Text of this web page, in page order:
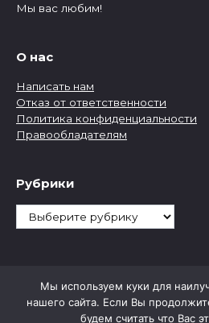
Мы вас любим!
О нас
Написать нам
Отказ от ответственности
Политика конфиденциальности
Правообладателям
Рубрики
Рубрики
Мы используем куки для
нашего сайта. Если Вы
будем считать что Вас